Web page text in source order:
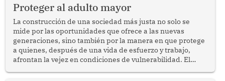
Proteger al adulto mayor
La construcción de una sociedad más justa no solo se
mide por las oportunidades que ofrece a las nuevas
generaciones, sino también por la manera en que protege
a quienes, después de una vida de esfuerzo y trabajo,
afrontan la vejez en condiciones de vulnerabilidad. El